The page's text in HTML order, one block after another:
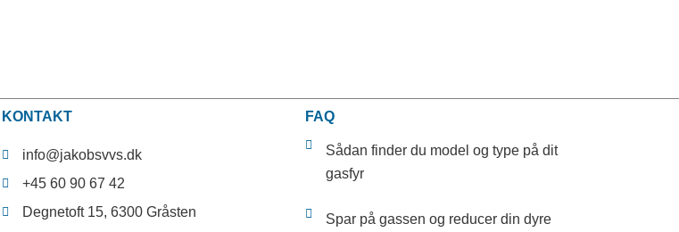
KONTAKT
info@jakobsvvs.dk
+45 60 90 67 42
Degnetoft 15, 6300 Gråsten
FAQ
Sådan finder du model og type på dit
gasfyr
Spar på gassen og reducer din dyre